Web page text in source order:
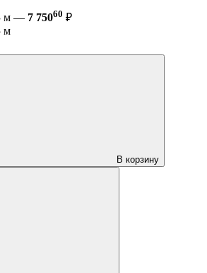
м — 7 75060 ₽
м
В корзину